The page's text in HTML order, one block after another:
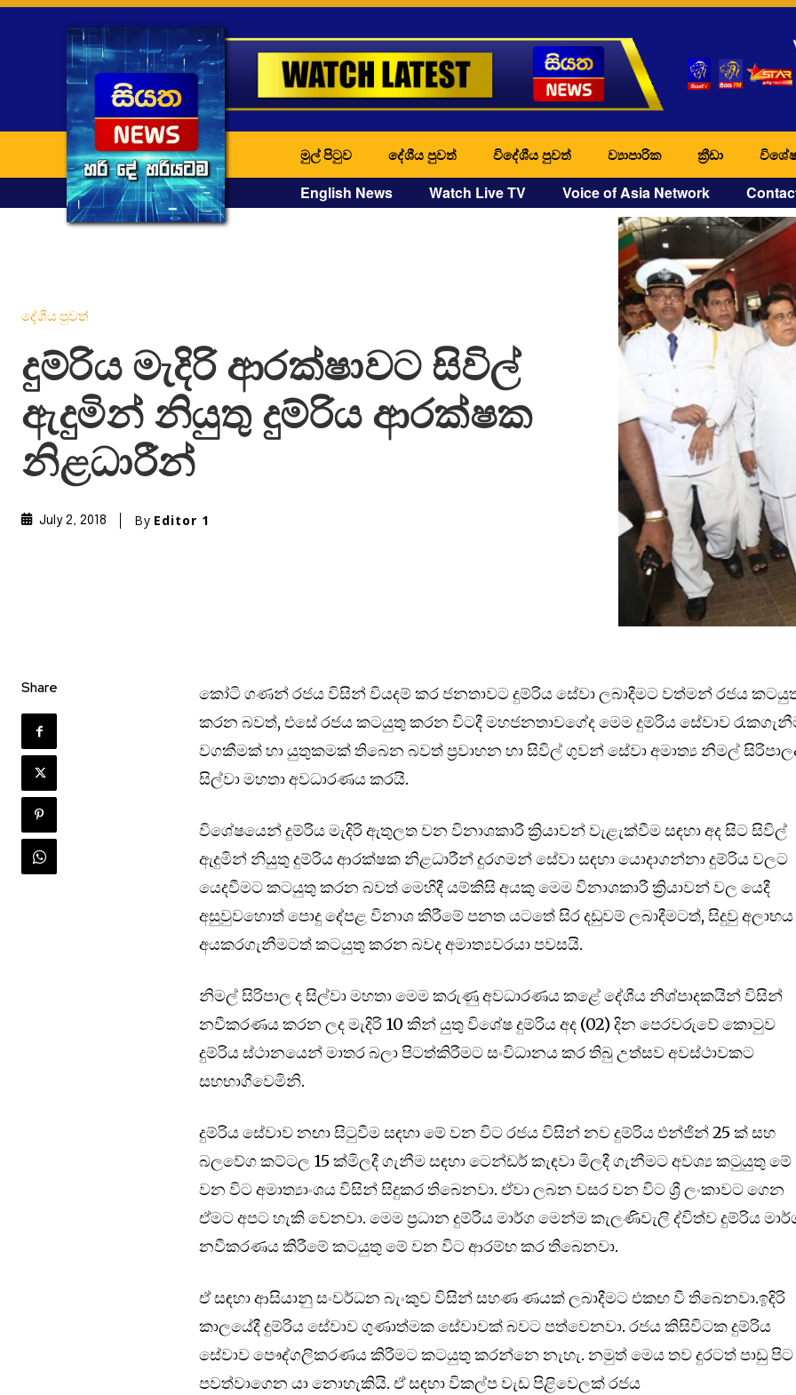
මුල් පිටුව දේශීය පුවත් විදේශීය පුවත් ව්‍යාපාරික ක්‍රීඩා
English News Watch Live TV Voice of Asia Network
දේශීය පුවත්
දුම්රිය මැදිරි ආරක්ෂාවට සිවිල්
ඇදුමින් නියුතු දුම්රිය ආරක්ෂක
නිළධාරීන්
July 2, 2018 By Editor 1
Share
කෝටි ගණන් රජය විසින් වියදම් කර ජනතාවට දුම්රිය සේවා ලබාදීමට වත්මන් රජය
කරන බවත්, එසේ රජය කටයුතු කරන විටදී මහජනතාවගේද මෙම දුම්රිය සේවාව
වගකීමක් හා යුතුකමක් තිබෙන බවත් ප්‍රවාහන හා සිවිල් ගුවන් සේවා අමාත්‍ය නිමල්
සිල්වා මහතා අවධාරණය කරයි.
විශේෂයෙන් දුම්රිය මැදිරි ඇතුලත වන විනාශකාරී ක්‍රියාවන් වැළැක්වීම සඳහා අද සිට සිවිල්
ඇදුමින් නියුතු දුම්රිය ආරක්ෂක නිළධාරීන් දුරගමන් සේවා සඳහා යොදාගන්නා දුම්රිය වලට
යෙදවීමට කටයුතු කරන බවත් මෙහිදී යම්කිසි අයකු මෙම විනාශකාරී ක්‍රියාවන් වල යෙදී
අසුවුවහොත් පොදු දේපළ විනාශ කිරීමේ පනත යටතේ සිර දඩුවම් ලබාදීමටත්, සිදුවු අලාභය
අයකරගැනීමටත් කටයුතු කරන බවද අමාත්‍යවරයා පවසයි.
නිමල් සිරිපාල ද සිල්වා මහතා මෙම කරුණු අවධාරණය කළේ දේශීය නිශ්පාදකයින් විසින්
නවීකරණය කරන ලද මැදිරි 10 කින් යුතු විශේෂ දුම්රිය අද (02) දින පෙරවරුවේ කොටුව
දුම්රිය ස්ථානයෙන් මාතර බලා පිටත්කිරීමට සංවිධානය කර තිබු උත්සව අවස්ථාවකට
සහභාගීවෙමිනි.
දුම්රිය සේවාව නඟා සිටුවීම සඳහා මේ වන විට රජය විසින් නව දුම්රිය එන්ජින් 25 ක් සහ
බලවේග කට්ටල 15 ක්මිලදී ගැනීම සඳහා ටෙන්ඩර් කැඳවා මිලදී ගැනීමට අවශ්‍ය කටුයුතු මේ
වන විට අමාත්‍යාංශය විසින් සිදුකර තිබෙනවා. ඒවා ලබන වසර වන විට ශ්‍රී ලංකාවට ගෙන
ඒමට අපට හැකි වෙනවා. මෙම ප්‍රධාන දුම්රිය මාර්ග මෙන්ම කැලණිවැලි ද්විත්ව දුම්රිය
නවීකරණය කිරීමේ කටයුතු මේ වන විට ආරම්භ කර තිබෙනවා.
ඒ සඳහා ආසියානු සංවර්ධන බැංකුව විසින් සහණ ණයක් ලබාදීමට එකඟ වී තිබෙනවා.ඉදිරි
කාලයේදී දුම්රිය සේවාව ගුණාත්මක සේවාවක් බවට පත්වෙනවා. රජය කිසිවිටක දුම්රිය
සේවාව පෞද්ගලිකරණය කිරීමට කටයුතු කරන්නෙ නැහැ. නමුත් මෙය තව දුරටත් පාඩු පිට
පවත්වාගෙන යා නොහැකියි. ඒ සඳහා විකල්ප වැඩ පිළිවෙලක් රජය